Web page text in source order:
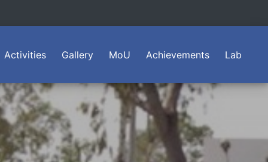
Activities Gallery MoU Achievements Lab